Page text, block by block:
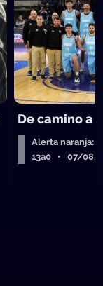
De camino a
Alerta naranja:
13a0 • 07/08/